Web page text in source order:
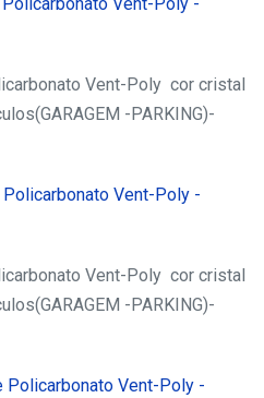
Vent-Poly cor cristal
-PARKING)-
Vent-Poly cor cristal
-PARKING)-